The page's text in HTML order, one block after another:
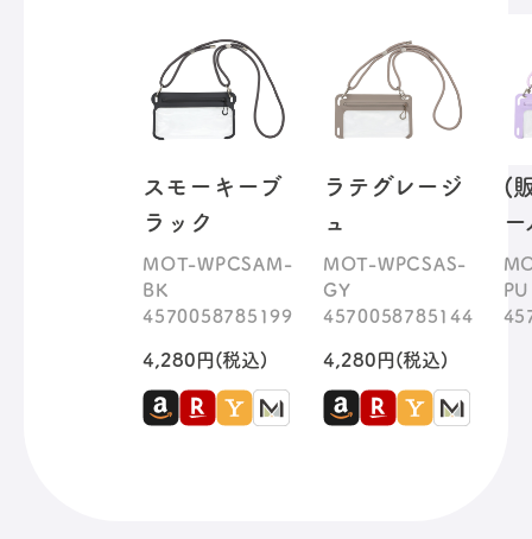
スモーキーブ
ラック
MOT-WPCSAM-
BK
4570058785199
4,280円(税込)
ラテグレージ
ュ
MOT-WPCSAS-
GY
4570058785144
4,280円(税込)
(
PU